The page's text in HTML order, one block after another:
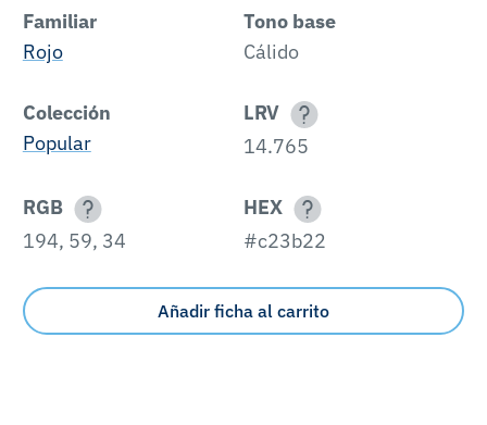
Familiar
Rojo
Tono base
Cálido
Colección
Popular
LRV
14.765
RGB
194, 59, 34
HEX
#c23b22
Añadir ficha al carrito